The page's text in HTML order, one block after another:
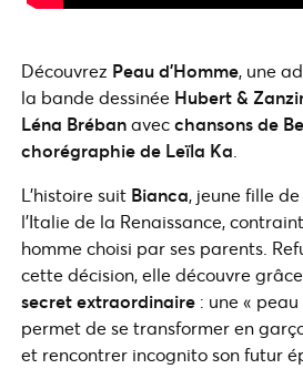
Découvrez Peau d’Homme, une
la bande dessinée Hubert &
Léna Brébanavecchansons de
chorégraphie de Leïla Ka
L’histoire suit Bianca, jeune fille
l’Italie de la Renaissance,
homme choisi par ses parents.
cette décision, elle découvre
secret extraordinaire : une «
permet de se transformer en
et rencontrer incognito son futur